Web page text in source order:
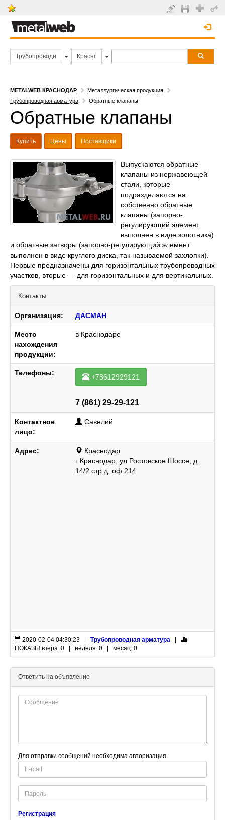
METALWEB КРАСНОДАР
Металлургическая продукция
Трубопроводная арматура
Обратные клапаны
Обратные клапаны
Купить Цены Поставщики
Выпускаются обратные
клапаны из нержавеющей
стали, которые
подразделяются на
собственно обратные
клапаны (запорно-
регулирующий элемент
выполнен в виде золотника)
и обратные затворы (запорно-регулирующий элемент
выполнен в виде круглого диска, так называемой захлопки).
Первые предназначены для горизонтальных трубопроводных
участков, вторые — для горизонтальных и для вертикальных.
Контакты
Организация: ДАСМАН
Место
нахождения
продукции:
в Краснодаре
Телефоны: +78612929121
7 (861) 29-29-121
Контактное
лицо:
Савелий
Адрес:
Краснодар
г Краснодар, ул Ростовское Шоссе, д
14/2 стр д, оф 214
2020-02-04 04:30:23 | Трубопроводная арматура
ПОКАЗЫ вчера: 0 | неделя: 0 | месяц: 0
Ответить на объявление
Для отправки сообщений необходима авторизация.
E-
mail
Password
Регистрация